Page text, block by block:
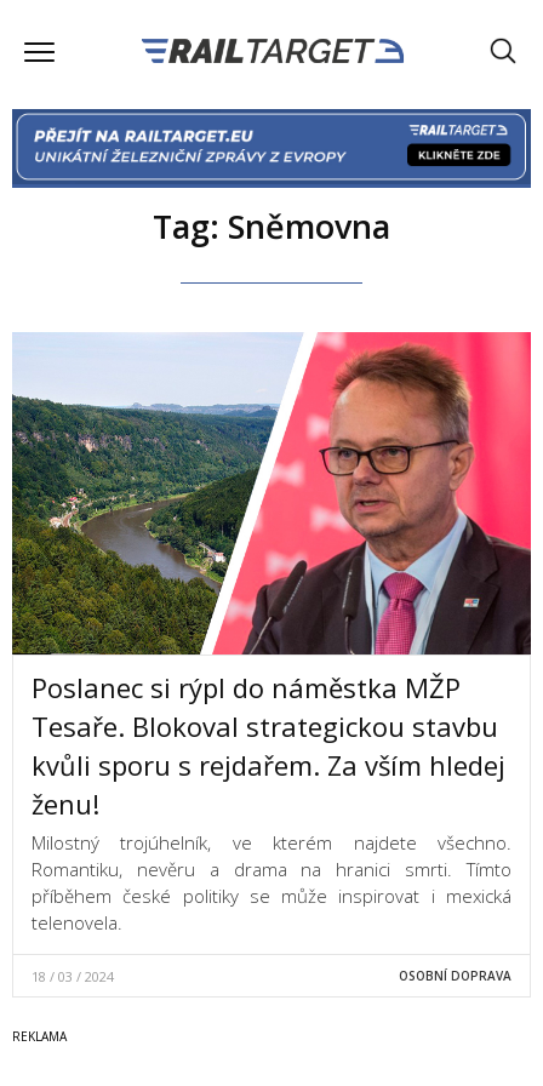
Tag: Sněmovna
Poslanec si rýpl do náměstka MŽP
Tesaře. Blokoval strategickou stavbu
kvůli sporu s rejdařem. Za vším hledej
ženu!
Milostný trojúhelník, ve kterém najdete všechno.
Romantiku, nevěru a drama na hranici smrti. Tímto
příběhem české politiky se může inspirovat i mexická
telenovela.
18 / 03 / 2024 OSOBNÍ DOPRAVA